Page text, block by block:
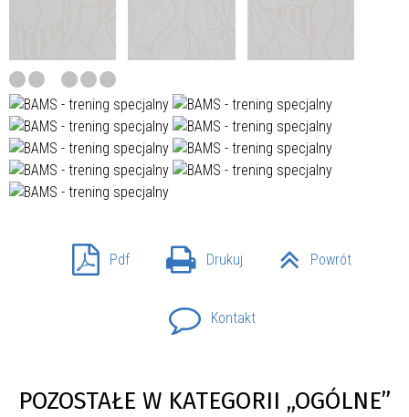
Pdf Drukuj Powrót
Kontakt
POZOSTAŁE W KATEGORII „OGÓLNE”